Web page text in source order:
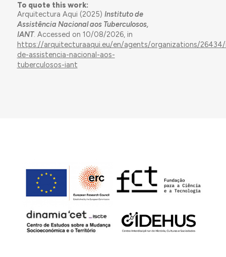
To quote this work:
Arquitectura Aqui (2025) Instituto de
Assistência Nacional aos Tuberculosos,
IANT. Accessed on 10/08/2026, in
https://arquitecturaaqui.eu/en/agents/organizations/
de-assistencia-nacional-aos-
tuberculosos-iant